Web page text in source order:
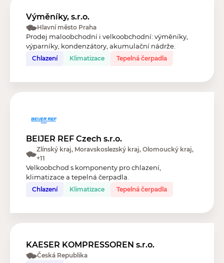
Výměníky, s.r.o.
Hlavní město Praha
Prodej maloobchodní i velkoobchodní: výměníky,
výparníky, kondenzátory, akumulační nádrže.
Chlazení Klimatizace Tepelná čerpadla
BEIJER REF Czech s.r.o.
Zlínský kraj, Moravskoslezský kraj, Olomoucký kraj,
+11
Velkoobchod s komponenty pro chlazení,
klimatizace a tepelná čerpadla.
Chlazení Klimatizace Tepelná čerpadla
KAESER KOMPRESSOREN s.r.o.
Česká Republika